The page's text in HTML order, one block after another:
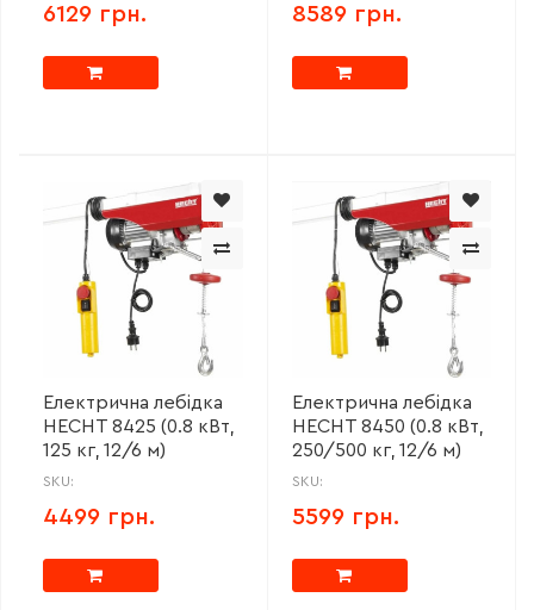
6129 грн. 8589 грн.
Електрична лебідка
HECHT 8425 (0.8 кВт,
125 кг, 12/6 м)
SKU:
4499 грн.
Електрична лебідка
HECHT 8450 (0.8 кВт,
250/500 кг, 12/6 м)
SKU:
5599 грн.